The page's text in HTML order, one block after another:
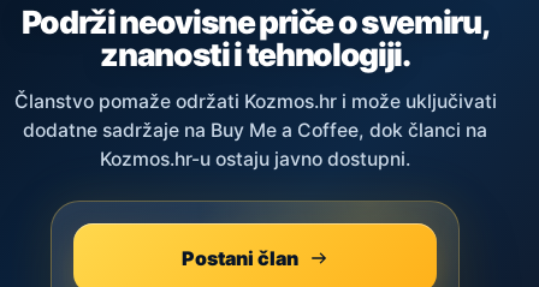
Podrži neovisne priče o svemiru,
znanosti i tehnologiji.
Članstvo pomaže održati Kozmos.hr i može uključivati
dodatne sadržaje na Buy Me a Coffee, dok članci na
Kozmos.hr-u ostaju javno dostupni.
Postani član